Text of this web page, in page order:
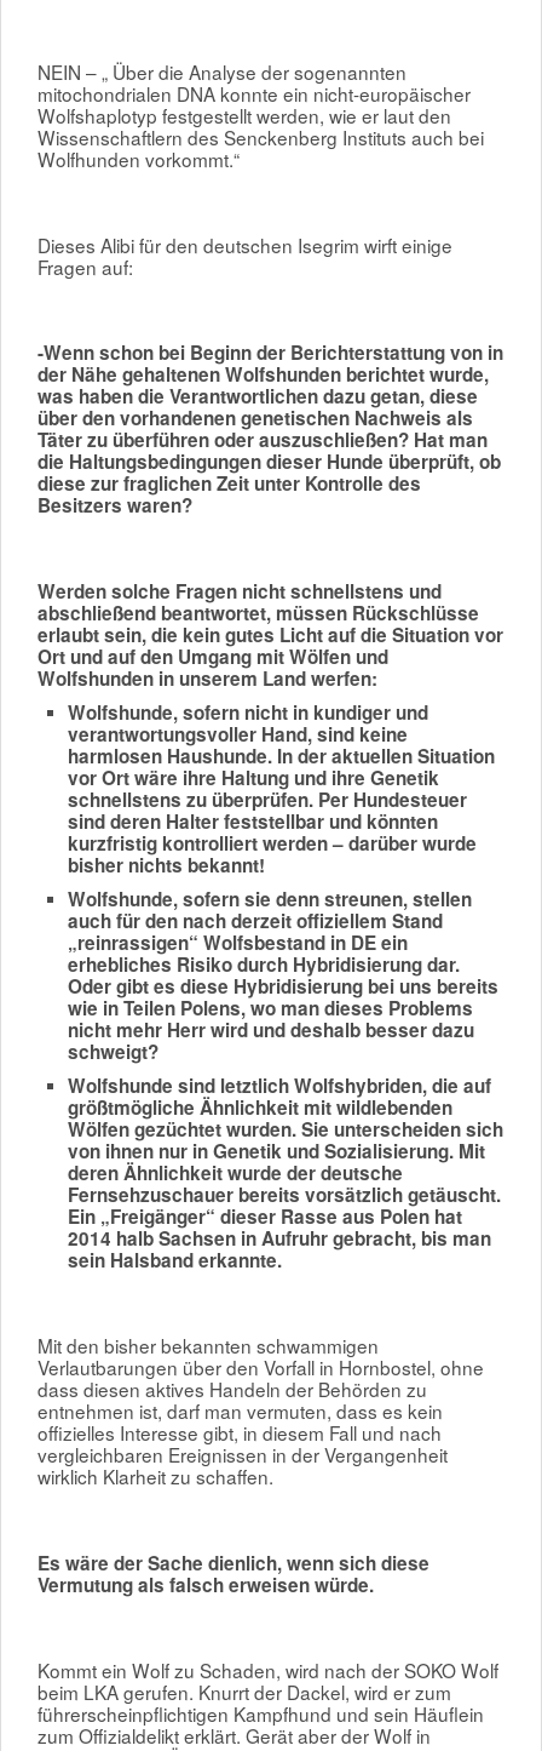
NEIN – „ Über die Analyse der sogenannten
mitochondrialen DNA konnte ein nicht-europäischer
Wolfshaplotyp festgestellt werden, wie er laut den
Wissenschaftlern des Senckenberg Instituts auch bei
Wolfhunden vorkommt.“
Dieses Alibi für den deutschen Isegrim wirft einige
Fragen auf:
-Wenn schon bei Beginn der Berichterstattung von in
der Nähe gehaltenen Wolfshunden berichtet wurde,
was haben die Verantwortlichen dazu getan, diese
über den vorhandenen genetischen Nachweis als
Täter zu überführen oder auszuschließen? Hat man
die Haltungsbedingungen dieser Hunde überprüft, ob
diese zur fraglichen Zeit unter Kontrolle des
Besitzers waren?
Werden solche Fragen nicht schnellstens und
abschließend beantwortet, müssen Rückschlüsse
erlaubt sein, die kein gutes Licht auf die Situation vor
Ort und auf den Umgang mit Wölfen und
Wolfshunden in unserem Land werfen:
Wolfshunde, sofern nicht in kundiger und
verantwortungsvoller Hand, sind keine
harmlosen Haushunde. In der aktuellen Situation
vor Ort wäre ihre Haltung und ihre Genetik
schnellstens zu überprüfen. Per Hundesteuer
sind deren Halter feststellbar und könnten
kurzfristig kontrolliert werden – darüber wurde
bisher nichts bekannt!
Wolfshunde, sofern sie denn streunen, stellen
auch für den nach derzeit offiziellem Stand
„reinrassigen“ Wolfsbestand in DE ein
erhebliches Risiko durch Hybridisierung dar.
Oder gibt es diese Hybridisierung bei uns bereits
wie in Teilen Polens, wo man dieses Problems
nicht mehr Herr wird und deshalb besser dazu
schweigt?
Wolfshunde sind letztlich Wolfshybriden, die auf
größtmögliche Ähnlichkeit mit wildlebenden
Wölfen gezüchtet wurden. Sie unterscheiden sich
von ihnen nur in Genetik und Sozialisierung. Mit
deren Ähnlichkeit wurde der deutsche
Fernsehzuschauer bereits vorsätzlich getäuscht.
Ein „Freigänger“ dieser Rasse aus Polen hat
2014 halb Sachsen in Aufruhr gebracht, bis man
sein Halsband erkannte.
Mit den bisher bekannten schwammigen
Verlautbarungen über den Vorfall in Hornbostel, ohne
dass diesen aktives Handeln der Behörden zu
entnehmen ist, darf man vermuten, dass es kein
offizielles Interesse gibt, in diesem Fall und nach
vergleichbaren Ereignissen in der Vergangenheit
wirklich Klarheit zu schaffen.
Es wäre der Sache dienlich, wenn sich diese
Vermutung als falsch erweisen würde.
Kommt ein Wolf zu Schaden, wird nach der SOKO Wolf
beim LKA gerufen. Knurrt der Dackel, wird er zum
führerscheinpflichtigen Kampfhund und sein Häuflein
zum Offizialdelikt erklärt. Gerät aber der Wolf in